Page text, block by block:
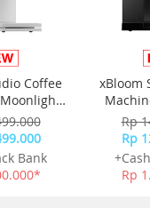
Coffee
Bank
xBloom
Rp
Rp
Rp